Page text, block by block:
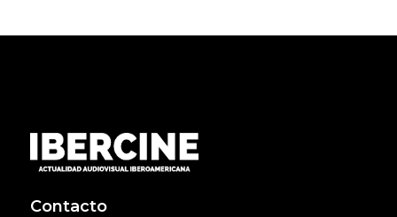
Contacto